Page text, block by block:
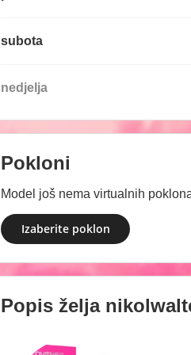
subota
nedjelja
Pokloni
Model još nema virtualnih
Izaberite poklon
Popis želja